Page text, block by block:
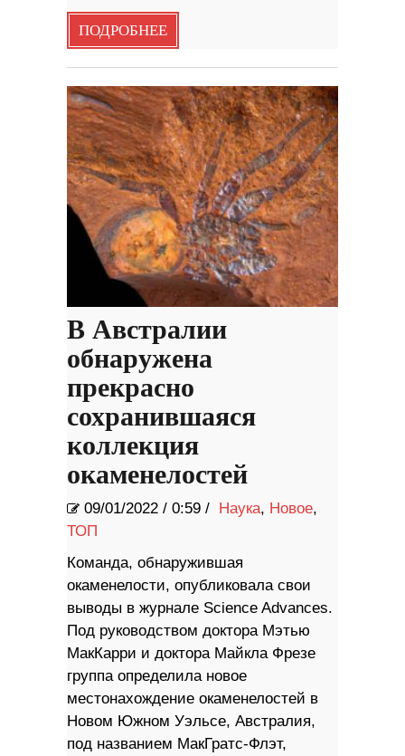
ПОДРОБНЕЕ
В Австралии
обнаружена
прекрасно
сохранившаяся
коллекция
окаменелостей
09/01/2022 / 0:59 / Наука, Новое,
ТОП
Команда, обнаружившая
окаменелости, опубликовала свои
выводы в журнале Science Advances.
Под руководством доктора Мэтью
МакКарри и доктора Майкла Фрезе
группа определила новое
местонахождение окаменелостей в
Новом Южном Уэльсе, Австралия,
под названием МакГратс-Флэт,